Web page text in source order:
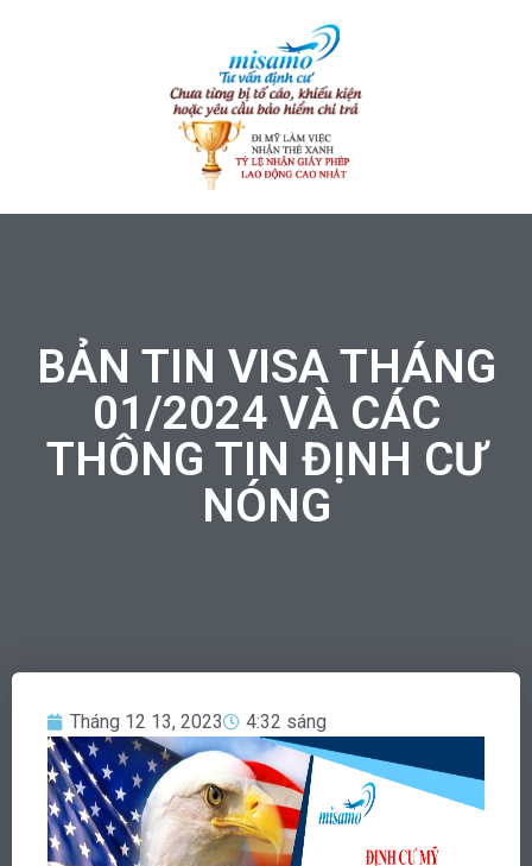
BẢN TIN VISA THÁNG
01/2024 VÀ CÁC
THÔNG TIN ĐỊNH CƯ
NÓNG
Tháng 12 13, 2023 4:32 sáng